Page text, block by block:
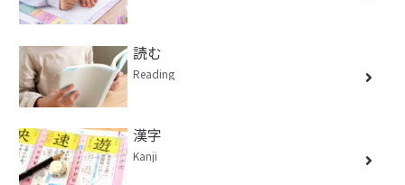
読む
Reading
漢字
Kanji